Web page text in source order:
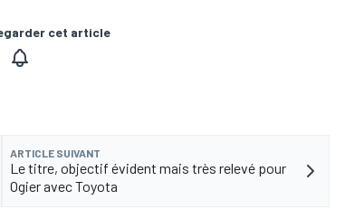
cet article
ARTICLE SUIVANT
Le titre, objectif évident mais très relevé pour
Ogier avec Toyota